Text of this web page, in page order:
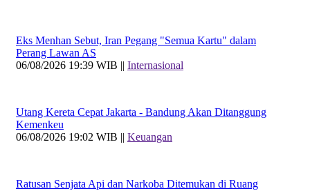
Eks Menhan Sebut, Iran Pegang "Semua Kartu" dalam
Perang Lawan AS
06/08/2026 19:39 WIB || Internasional
Utang Kereta Cepat Jakarta - Bandung Akan Ditanggung
Kemenkeu
06/08/2026 19:02 WIB || Keuangan
Ratusan Senjata Api dan Narkoba Ditemukan di Ruang